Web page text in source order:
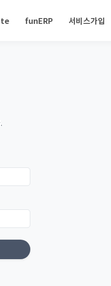
funERP 서비스가입